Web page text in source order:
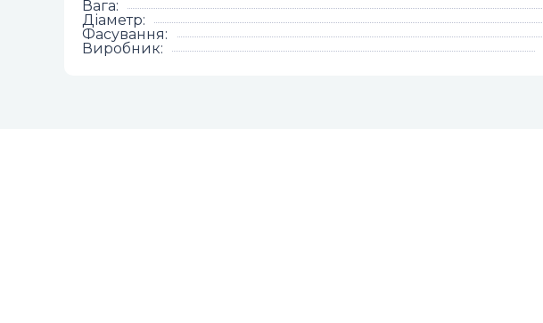
Вага:
Діаметр:
Фасування:
Виробник: